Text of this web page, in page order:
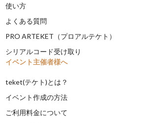
使い方
よくある質問
PRO ARTEKET（プロアルテケト）
シリアルコード受け取り
イベント主催者様へ
teket(テケト)とは？
イベント作成の方法
ご利用料金について